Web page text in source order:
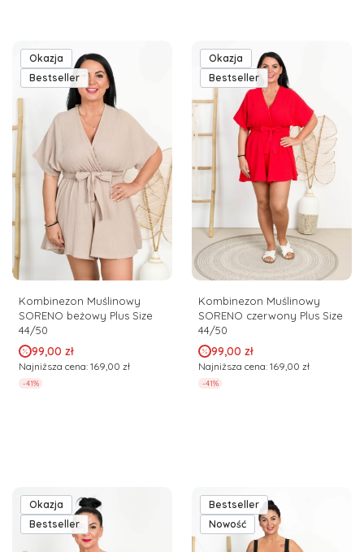
Okazja
Bestseller
Kombinezon Muślinowy
SORENO beżowy Plus Size
44/50
Cena promocyjna
99,00 zł
Najniższa cena: 169,00 zł
-41%
Okazja
Bestseller
Kombinezon Muślinowy
SORENO czerwony Plus Size
44/50
Cena promocyjna
99,00 zł
Najniższa cena: 169,00 zł
-41%
Okazja
Bestseller
Bestseller
Nowość